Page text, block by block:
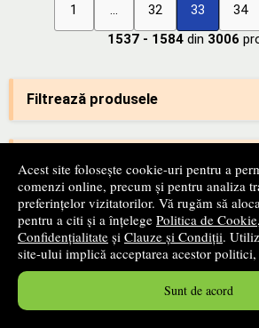
Acest site folosește cookie-uri pentru a
comenzi online, precum și pentru analiza
preferințelor vizitatorilor. Vă rugăm să
pentru a citi și a înțelege Politica de Cookie,
Confidențialitate și Clauze și Condiții.
site-ului implică acceptarea acestor
Sunt de acord
Filtrează produsele
Edituri
1 32 33 34
1537 - 1584din 3006